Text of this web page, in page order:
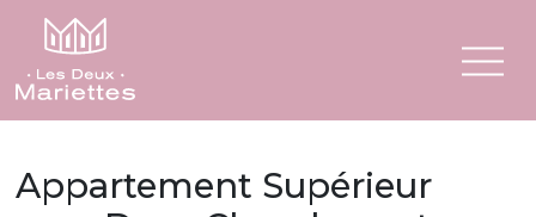
Appartement Supérieur